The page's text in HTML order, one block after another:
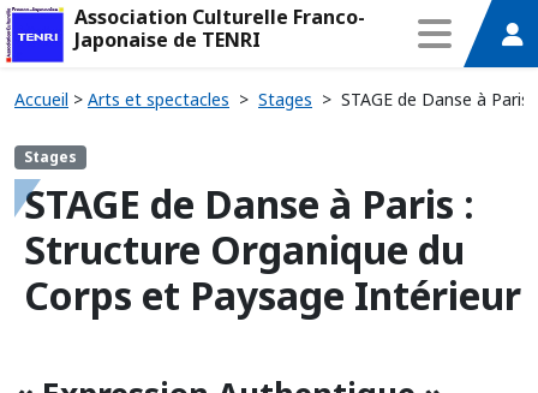
Association Culturelle Franco-
Japonaise de TENRI
Accueil > Arts et spectacles > Stages > STAGE de Danse à
Stages
STAGE de Danse à Paris :
Structure Organique du
Corps et Paysage Intérieur